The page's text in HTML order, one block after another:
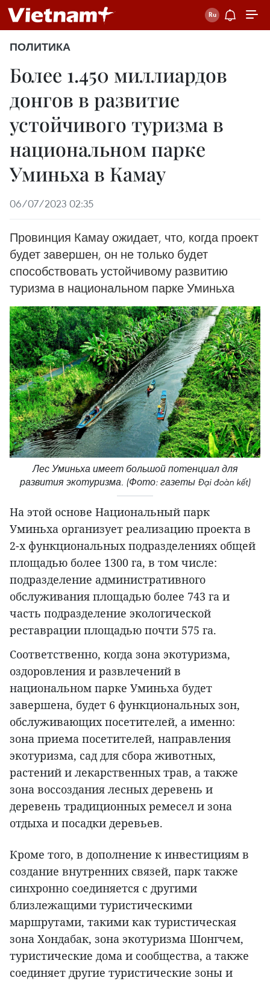
ПОЛИТИКА
Более 1.450 миллиардов
донгов в развитие
устойчивого туризма в
национальном парке
Уминьха в Камау
06/07/2023 02:35
Провинция Камау ожидает, что, когда проект
будет завершен, он не только будет
способствовать устойчивому развитию
туризма в национальном парке Уминьха
Лес Уминьха имеет большой потенциал для
развития экотуризма. (Фото: газеты Đại đoàn kết)
На этой основе Национальный парк
Уминьха организует реализацию проекта в
2-х функциональных подразделениях общей
площадью более 1300 га, в том числе:
подразделение административного
обслуживания площадью более 743 га и
часть подразделение экологической
реставрации площадью почти 575 га.
Соответственно, когда зона экотуризма,
оздоровления и развлечений в
национальном парке Уминьха будет
завершена, будет 6 функциональных зон,
обслуживающих посетителей, а именно:
зона приема посетителей, направления
экотуризма, сад для сбора животных,
растений и лекарственных трав, а также
зона воссоздания лесных деревень и
деревень традиционных ремесел и зона
отдыха и посадки деревьев.
Кроме того, в дополнение к инвестициям в
создание внутренних связей, парк также
синхронно соединяется с другими
близлежащими туристическими
маршрутами, такими как туристическая
зона Хондабак, зона экотуризма Шонгчем,
туристические дома и сообщества, а также
соединяет другие туристические зоны и